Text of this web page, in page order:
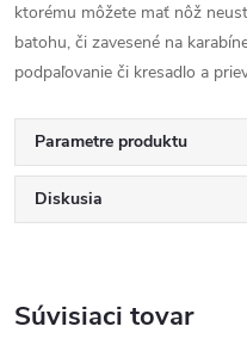
ktorému môžete mať nôž
batohu, či zavesené na
podpaľovanie či kresadlo a
Parametre produktu
Diskusia
Súvisiaci tovar